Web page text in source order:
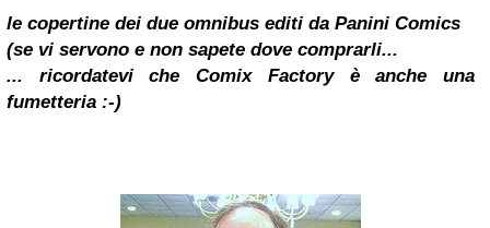
le copertine dei due omnibus editi da Panini Comics
(se vi servono e non sapete dove comprarli...
... ricordatevi che Comix Factory è anche una
fumetteria :-)